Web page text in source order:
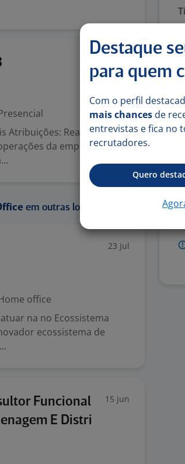
Atribuições: Realizar
da empresa;
em outras localidades:
23 jul
office
atuar na no Ecossistema
ecossistema de
Funcional
E Distri
15 jun
Destaque
para quem
Com o perfil
mais chances de
entrevistas e fica no
recrutadores.
Quero